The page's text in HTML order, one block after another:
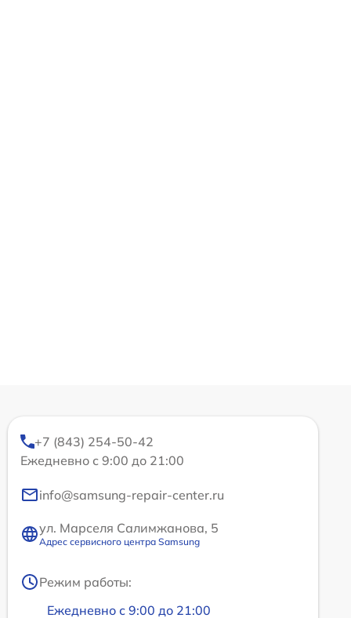
+7 (843) 254-50-42
Ежедневно с 9:00 до 21:00
info@samsung-repair-center.ru
ул. Марселя Салимжанова, 5
Адрес сервисного центра Samsung
Режим работы:
Ежедневно с 9:00 до 21:00